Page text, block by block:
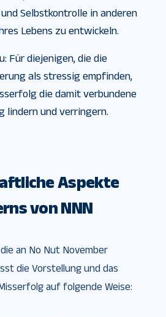
Selbstkontrolle in anderen
Lebens zu entwickeln.
Für diejenigen, die die
als stressig empfinden,
die damit verbundene
lindern und verringern.
Aspekte
von NNN
an No Nut November
die Vorstellung und das
auf folgende Weise: